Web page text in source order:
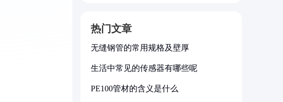
热门文章
无缝钢管的常用规格及壁厚
生活中常见的传感器有哪些呢
PE100管材的含义是什么